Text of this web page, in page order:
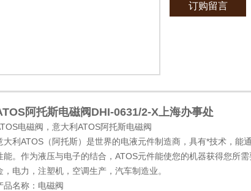
1 2
订购留言
阿托斯电磁阀DHI-0631/2-X上海办事处
电磁阀，意大利ATOS阿托斯电磁阀
大利ATOS（阿托斯）是世界的电液元件制造商，具有*技术，能
能。作为液压与电子的结合，ATOS元件能使您的机器获得您所
，电力，注塑机，空调生产，汽车制造业。
品名称：电磁阀